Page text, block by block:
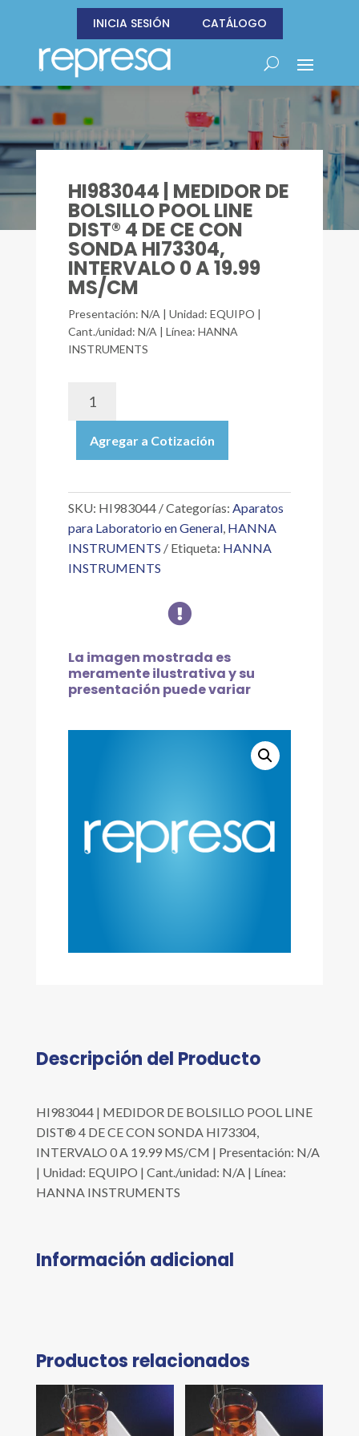
INICIA SESIÓN CATÁLOGO
HI983044 | MEDIDOR DE
BOLSILLO POOL LINE
DIST® 4 DE CE CON
SONDA HI73304,
INTERVALO 0 A 19.99
MS/CM
Presentación: N/A | Unidad: EQUIPO |
Cant./unidad: N/A | Línea: HANNA
INSTRUMENTS
BOLSILLO
LINE
4
DE
CE
INTERVALO
0
A
Agregar a Cotización
SKU: HI983044 Categorías: Aparatos
para Laboratorio en General, HANNA
INSTRUMENTS
Etiqueta: HANNA
INSTRUMENTS

La imagen mostrada es
meramente ilustrativa y su
presentación puede variar
Descripción del Producto
HI983044 | MEDIDOR DE BOLSILLO POOL LINE
DIST® 4 DE CE CON SONDA HI73304,
INTERVALO 0 A 19.99 MS/CM | Presentación: N/A
| Unidad: EQUIPO | Cant./unidad: N/A | Línea:
HANNA INSTRUMENTS
Información adicional
Productos relacionados